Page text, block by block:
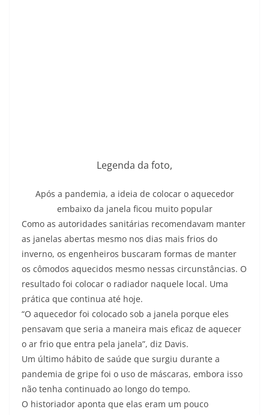
Legenda da foto,
Após a pandemia, a ideia de colocar o aquecedor
embaixo da janela ficou muito popular
Como as autoridades sanitárias recomendavam manter
as janelas abertas mesmo nos dias mais frios do
inverno, os engenheiros buscaram formas de manter
os cômodos aquecidos mesmo nessas circunstâncias. O
resultado foi colocar o radiador naquele local. Uma
prática que continua até hoje.
“O aquecedor foi colocado sob a janela porque eles
pensavam que seria a maneira mais eficaz de aquecer
o ar frio que entra pela janela”, diz Davis.
Um último hábito de saúde que surgiu durante a
pandemia de gripe foi o uso de máscaras, embora isso
não tenha continuado ao longo do tempo.
O historiador aponta que elas eram um pouco